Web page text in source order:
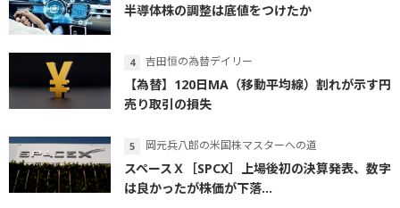
半導体株の調整は底値をつけたか
吉田恒の為替デイリー
【為替】120日MA（移動平均線）割れが示す円
売り取引の損失
岡元兵八郎の米国株マスターへの道
スペースＸ［SPCX］上場後初の決算発表、数字
は良かったが株価が下落...